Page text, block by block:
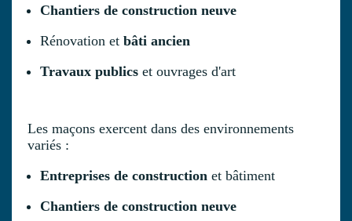
Chantiers de construction neuve
Rénovation et bâti ancien
Travaux publics et ouvrages d'art
Les maçons exercent dans des environnements
variés :
Entreprises de construction et bâtiment
Chantiers de construction neuve